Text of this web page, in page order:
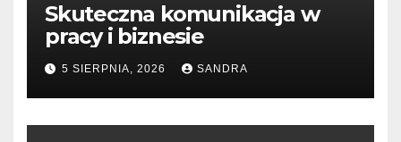
Skuteczna komunikacja w
pracy i biznesie
5 SIERPNIA, 2026 SANDRA